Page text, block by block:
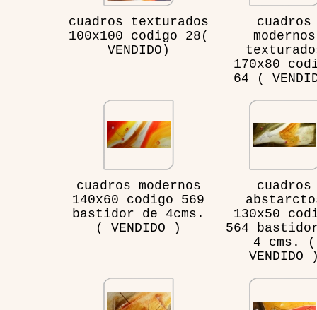
cuadros texturados
100x100 codigo 28(
VENDIDO)
cuadros
modernos
170x80
64 (
cuadros modernos
140x60 codigo 569
bastidor de 4cms.
( VENDIDO )
cuadros
130x50
564
4 cms. (
VENDIDO